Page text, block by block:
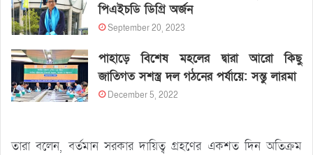
পিএইচডি ডিগ্রি অর্জন
September 20, 2023
পাহাড়ে বিশেষ মহলের দ্বারা আরো কিছু
জাতিগত সশস্ত্র দল গঠনের পর্যায়ে: সন্তু লারমা
December 5, 2022
তারা বলেন, বর্তমান সরকার দায়িত্ব গ্রহণের একশত দিন অতিক্রম